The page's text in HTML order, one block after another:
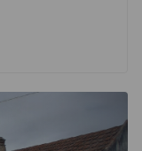
Marinhais -